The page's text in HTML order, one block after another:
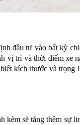
đầu tư vào bất kỳ
vị trí và thời điểm xe
kích thước và trọng
kèm sẽ tăng thêm sự